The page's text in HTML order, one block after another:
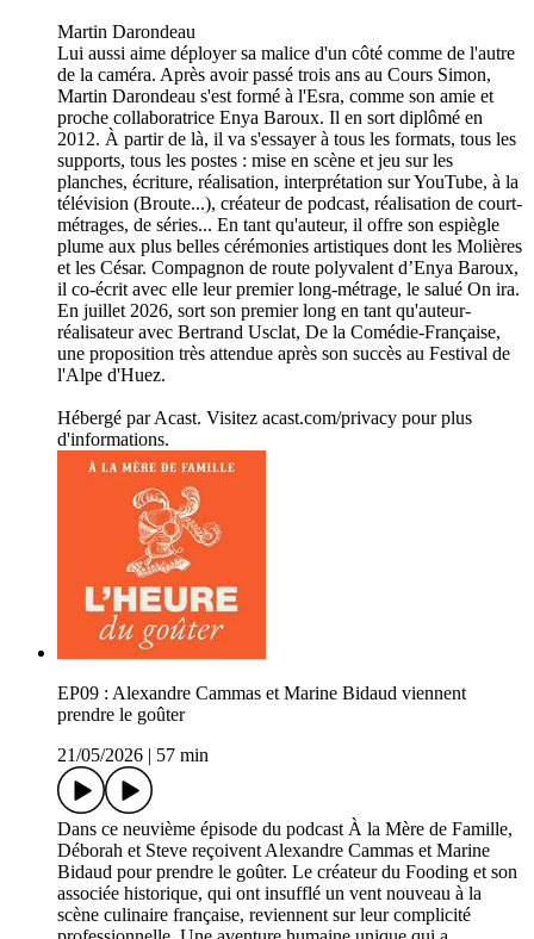
Martin Darondeau
Lui aussi aime déployer sa malice d'un côté comme de l'autre
de la caméra. Après avoir passé trois ans au Cours Simon,
Martin Darondeau s'est formé à l'Esra, comme son amie et
proche collaboratrice Enya Baroux. Il en sort diplômé en
2012. À partir de là, il va s'essayer à tous les formats, tous les
supports, tous les postes : mise en scène et jeu sur les
planches, écriture, réalisation, interprétation sur YouTube, à la
télévision (Broute...), créateur de podcast, réalisation de court-
métrages, de séries... En tant qu'auteur, il offre son espiègle
plume aux plus belles cérémonies artistiques dont les Molières
et les César. Compagnon de route polyvalent d’Enya Baroux,
il co-écrit avec elle leur premier long-métrage, le salué On ira.
En juillet 2026, sort son premier long en tant qu'auteur-
réalisateur avec Bertrand Usclat, De la Comédie-Française,
une proposition très attendue après son succès au Festival de
l'Alpe d'Huez.
Hébergé par Acast. Visitez acast.com/privacy pour plus
d'informations.
EP09 : Alexandre Cammas et Marine Bidaud viennent
prendre le goûter
21/05/2026 | 57 min
Dans ce neuvième épisode du podcast À la Mère de Famille,
Déborah et Steve reçoivent Alexandre Cammas et Marine
Bidaud pour prendre le goûter. Le créateur du Fooding et son
associée historique, qui ont insufflé un vent nouveau à la
scène culinaire française, reviennent sur leur complicité